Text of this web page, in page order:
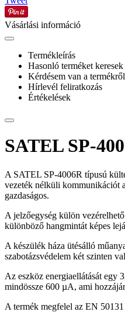
Vásárlási információ
Termékleírás
Hasonló terméket keresek
Kérdésem van a termékről
Hírlevél feliratkozás
Értékelések
SATEL SP-
A SATEL SP-4006R típusú
vezeték nélküli kommunikációt
gazdaságos.
A jelzőegység külön
különböző hangmintát képes
A készülék háza ütésálló
szabotázsvédelem két szinten
Az eszköz energiaellátását egy
mindössze 600 µA, ami
A termék megfelel az EN